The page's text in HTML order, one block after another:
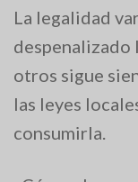
La legalidad
despenalizado
otros sigue
las leyes
consumirla.